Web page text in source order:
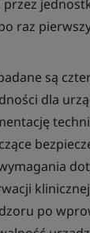
raz
są
dla
po